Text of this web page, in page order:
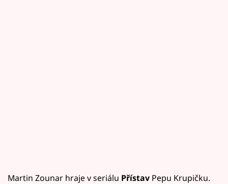
Martin Zounar hraje v seriálu Přístav Pepu Krupičku.